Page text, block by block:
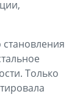
Только